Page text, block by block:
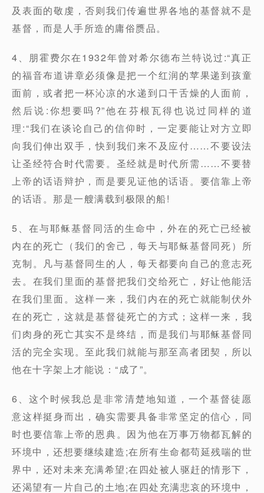
及表面的敬虔，否则我们传遍世界各地的基督就不是
基督，而是人手所造的庸俗赝品。
4、朋霍费尔在1932年曾对希尔德布兰特说过:“真正
的福音布道讲章必须像是把一个红润的苹果递到孩童
面前，或者把一杯沁凉的水递到口干舌燥的人面前，
然后说:你想要吗?”他在芬根瓦得也说过同样的道
理:“我们在谈论自己的信仰时，一定要能让对方立即
向我们伸出双手，快到我们来不及应付……不要设法
让圣经符合时代需要。圣经就是时代所需……不要替
上帝的话语辩护，而是要见证他的话语。要信靠上帝
的话语。那是一艘满载到极限的船!
5、在与耶稣基督同活的生命中，外在的死亡已经被
内在的死亡（我们的舍己，每天与耶稣基督同死）所
克制。凡与基督同生的人，每天都要向自己的意志死
去。在我们里面的基督把我们交给死亡，好让他能活
在我们里面。这样一来，我们内在的死亡就能制伏外
在的死亡，这就是基督徒死亡的方式；这样一来，我
们肉身的死亡其实不是终结，而是我们与耶稣基督同
活的完全实现。至此我们就能与那至高者团契，所以
他在十字架上才能说：“成了”。
6、这个时候我总是非常清楚地知道，一个基督徒愿
意这样挺身而出，确实需要具备非常坚定的信心，同
时也要信靠上帝的恩典。因为他在万事万物都瓦解的
环境中，还想要继续建造;在所有生命都苟延残喘的世
界中，还对未来充满希望;在四处被人驱赶的情形下，
还渴望有一片自己的土地;在四处充满悲哀的环境中，